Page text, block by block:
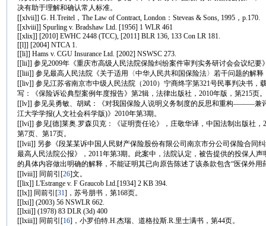
决有助于理解和确认常人标准。
[[xlvii]] G. H.Treitel，The Law of Contract, London：Steveas & Sons, 1995，p.170.
[[xlviii]] Spurling v. Bradshaw Ltd. [1956] 1 WLR 461
[[xlix]] [2010] EWHC 2448 (TCC), [2011] BLR 136, 133 Con LR 181.
[[l]] [2004] NTCA 1.
[[li]] Hams v. CGU Insurance Ltd. [2002] NSWSC 273.
[[lii]] 参见2009年《重庆市高级人民法院保险纠纷案件审判实务研讨会会议纪要
[[liii]] 参见最高人民法院《关于适用〈中华人民共和国保险法〉若干问题的解释
[[liv]] 参见江苏省南京市中级人民法院（2010）宁商终字第321号民事判决书，
写：《保险诉讼典型案例年度报告》第2辑，法律出版社，2010年版，第215页。
[[lv]] 参见吴勇敏、胡斌：《对我国保险人说明义务制度的反思和重构———兼
江大学学报(人文社会科学版)》2010年第3期。
[[lvi]] 参见[德]莱奥.罗森贝克：《证明责任论》，庄敬华译，中国法制出版社，
第7页、第17页。
[[lvii]] 另参《段某某诉中国人民财产保险股份有限公司南京市分公司保险合同
最高人民法院公报》，2011年第3期。此案中，法院认定，被告提供的投保人
的具体内容做出明确的解释，不能证明其已向原告陈述了该条款包含“医保外用
[[lviii]] 同前引 [26]文。
[[lix]] L'Estrange v. F Graucob Ltd.[1934] 2 KB 394.
[[lx]] 同前引 [31]，苏号朋书，第168页。
[[lxi]] (2003) 56 NSWLR 662.
[[lxii]] (1978) 83 DLR (3d) 400
[[lxiii]] 同前引 [16]，小罗伯特.H.杰瑞、道格拉斯.R.里士满书，第44页。